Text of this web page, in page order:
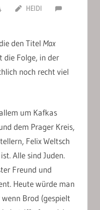
HEIDI
den Titel Max
die Folge, in der
noch recht viel
um Kafkas
dem Prager Kreis,
Felix Weltsch
Alle sind Juden.
Freund und
Heute würde man
Brod (gespielt